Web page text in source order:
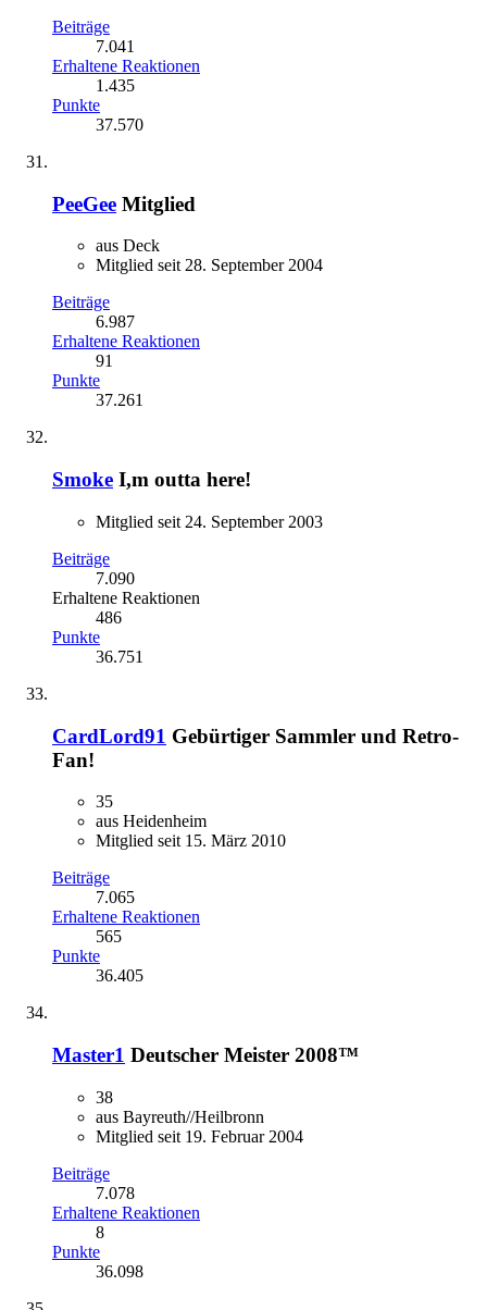
Beiträge
7.041
Erhaltene Reaktionen
1.435
Punkte
37.570
PeeGee Mitglied
aus Deck
Mitglied seit 28. September 2004
Beiträge
6.987
Erhaltene Reaktionen
91
Punkte
37.261
Smoke I,m outta here!
Mitglied seit 24. September 2003
Beiträge
7.090
Erhaltene Reaktionen
486
Punkte
36.751
CardLord91 Gebürtiger Sammler und Retro-
Fan!
35
aus Heidenheim
Mitglied seit 15. März 2010
Beiträge
7.065
Erhaltene Reaktionen
565
Punkte
36.405
Master1 Deutscher Meister 2008™
38
aus Bayreuth//Heilbronn
Mitglied seit 19. Februar 2004
Beiträge
7.078
Erhaltene Reaktionen
8
Punkte
36.098